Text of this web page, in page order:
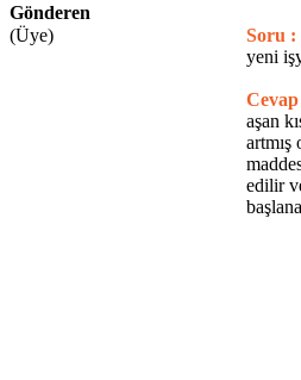
Gönderen
(Üye) Soru :
yeni
aşan
artmış
edilir